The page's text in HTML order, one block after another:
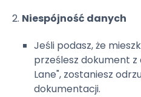
Niespójność danych
Jeśli podasz, że
prześlesz dokument
Lane", zostaniesz
dokumentacji.